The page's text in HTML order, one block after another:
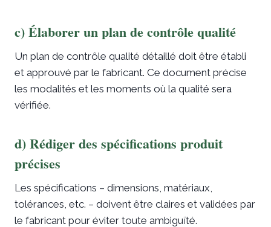
c) Élaborer un plan de contrôle qualité
Un plan de contrôle qualité détaillé doit être établi
et approuvé par le fabricant. Ce document précise
les modalités et les moments où la qualité sera
vérifiée.
d) Rédiger des spécifications produit
précises
Les spécifications – dimensions, matériaux,
tolérances, etc. – doivent être claires et validées par
le fabricant pour éviter toute ambiguïté.